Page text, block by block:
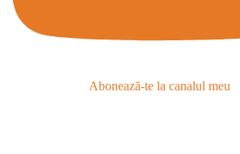
Abonează-te la canalul meu